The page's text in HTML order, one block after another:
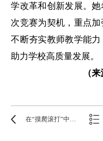
学改革和创新发展。
次竞赛为契机，重点
不断夯实教师教学能
助力学校高质量发展。
（